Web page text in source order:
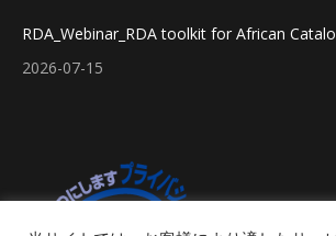
RDA_Webinar_RDA toolkit for African
2026-07-15